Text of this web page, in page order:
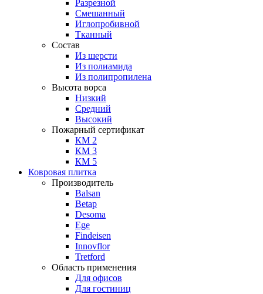
Разрезной
Смешанный
Иглопробивной
Тканный
Состав
Из шерсти
Из полиамида
Из полипропилена
Высота ворса
Низкий
Средний
Высокий
Пожарный сертификат
КМ 2
КМ 3
КМ 5
Ковровая плитка
Производитель
Balsan
Betap
Desoma
Ege
Findeisen
Innovflor
Tretford
Область применения
Для офисов
Для гостиниц